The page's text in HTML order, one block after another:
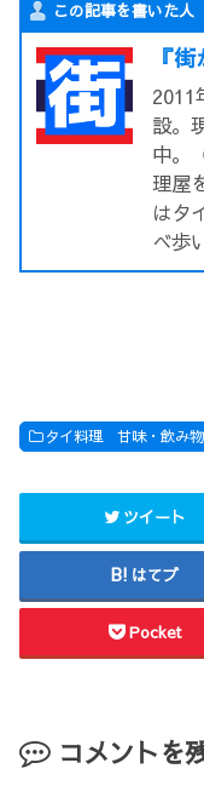
この記事を書いた人
『
2011
設。
中。
理屋
はタ
べ歩
タイ料理 甘味・飲み物
ツイート
はてブ
Pocket
コメントを